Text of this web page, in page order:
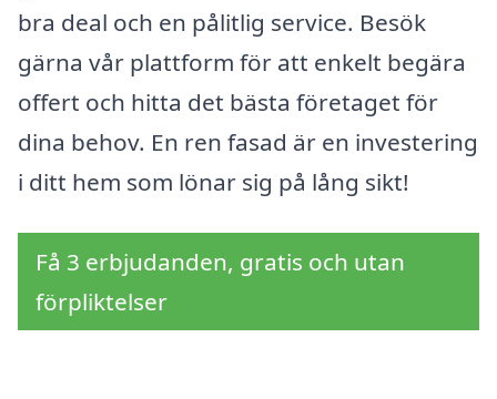
bra deal och en pålitlig service. Besök
gärna vår plattform för att enkelt begära
offert och hitta det bästa företaget för
dina behov. En ren fasad är en investering
i ditt hem som lönar sig på lång sikt!
Få 3 erbjudanden, gratis och utan
förpliktelser